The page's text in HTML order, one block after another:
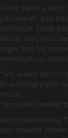
Tante Sandra
perjalanan. Aku
membuat Tante
Keluar dari kelas
segar dan
membuatnya
“Lex, waktu
bisa tolong pijitin
mobil.
“Iya sedikit-sedikit
Aku mulai merasa
dari sekadar